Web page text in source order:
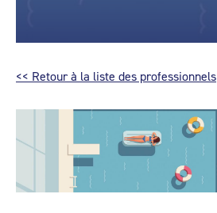
<< Retour à la liste des professionnels